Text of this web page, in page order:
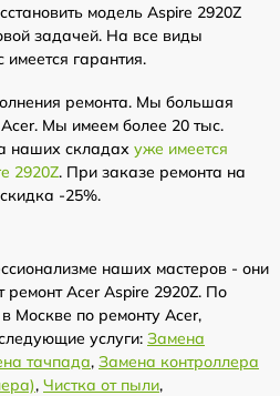
модель Aspire 2920Z
задачей. На все виды
гарантия.
ремонта. Мы большая
Acer. Мы имеем более 20 тыс.
наших складах уже имеется
2920Z. При заказе ремонта на
-25%.
наших мастеров - они
ремонт Acer Aspire 2920Z. По
Москве по ремонту Acer,
услуги: Замена
тачпада, Замена контроллера
, Чистка от пыли,